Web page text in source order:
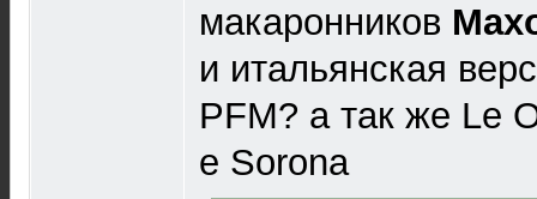
макаронников
и итальянская
PFM? а так же Le
e Sorona